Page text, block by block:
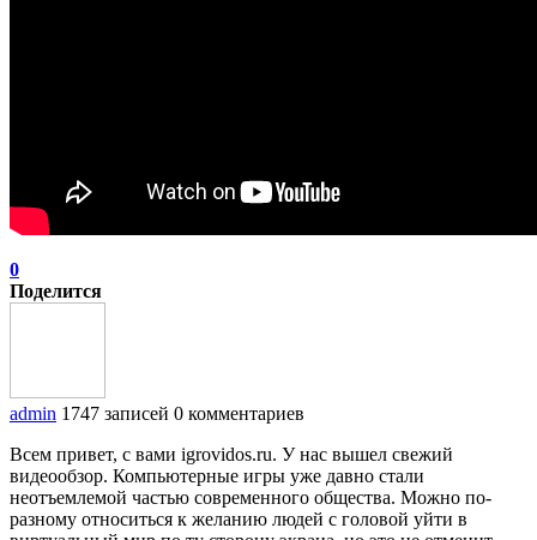
0
Поделится
admin 1747 записей 0 комментариев
Всем привет, с вами igrovidos.ru. У нас вышел свежий
видеообзор. Компьютерные игры уже давно стали
неотъемлемой частью современного общества. Можно по-
разному относиться к желанию людей с головой уйти в